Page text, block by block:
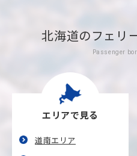
北海道のフェリ
Passenger
エリアで見る
道南エリア